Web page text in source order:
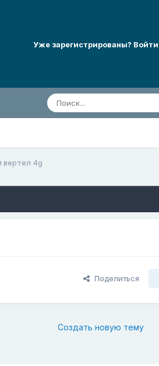
Уже зарегистрированы? Войти
вертел 4g
Поделиться
Создать новую тему